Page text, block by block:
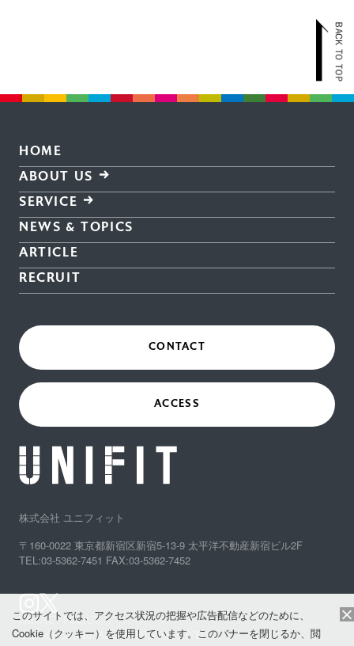
このサイトでは、アクセス状況の把握や広告配信などのために、
Cookie（クッキー）を使用しています。このバナーを閉じるか、閲
HOME
ABOUT US
SERVICE
NEWS & TOPICS
ARTICLE
RECRUIT
CONTACT
ACCESS
株式会社 ユニフィット
〒160-0022 東京都新宿区新宿5-13-9 太平洋不動産新宿ビル2F
TEL:03-5362-7451 FAX:03-5362-7452
PRIVACY POLICY
© Unifit Co.,Ltd. ALL RIGHTS RESERVED.